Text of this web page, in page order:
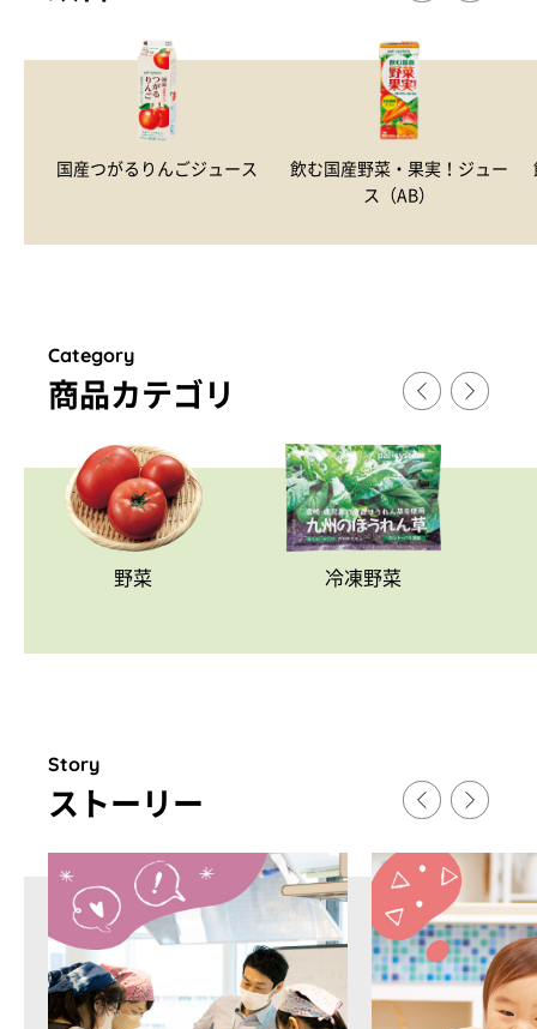
国産つがるりんごジュース
飲む国産野菜・果実！ジュー
ス（AB）
Category
商品カテゴリ
野菜 冷凍野菜
Story
ストー リ ー